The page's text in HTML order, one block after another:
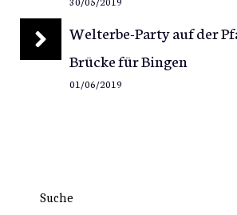
Welterbe-Party auf der
Brücke für Bingen
01/06/2019
Suche